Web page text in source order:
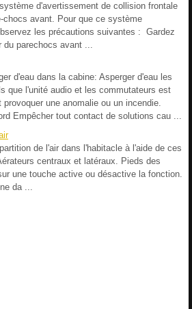
d'avertissement de collision frontale
chocs avant. Pour que ce système
les précautions suivantes : Gardez
du parechocs avant ...
d'eau dans la cabine: Asperger d'eau les
que l'unité audio et les commutateurs est
une anomalie ou un incendie.
Empêcher tout contact de solutions cau ...
de l'air dans l'habitacle à l'aide de ces
centraux et latéraux. Pieds des
une touche active ou désactive la fonction.
da ...